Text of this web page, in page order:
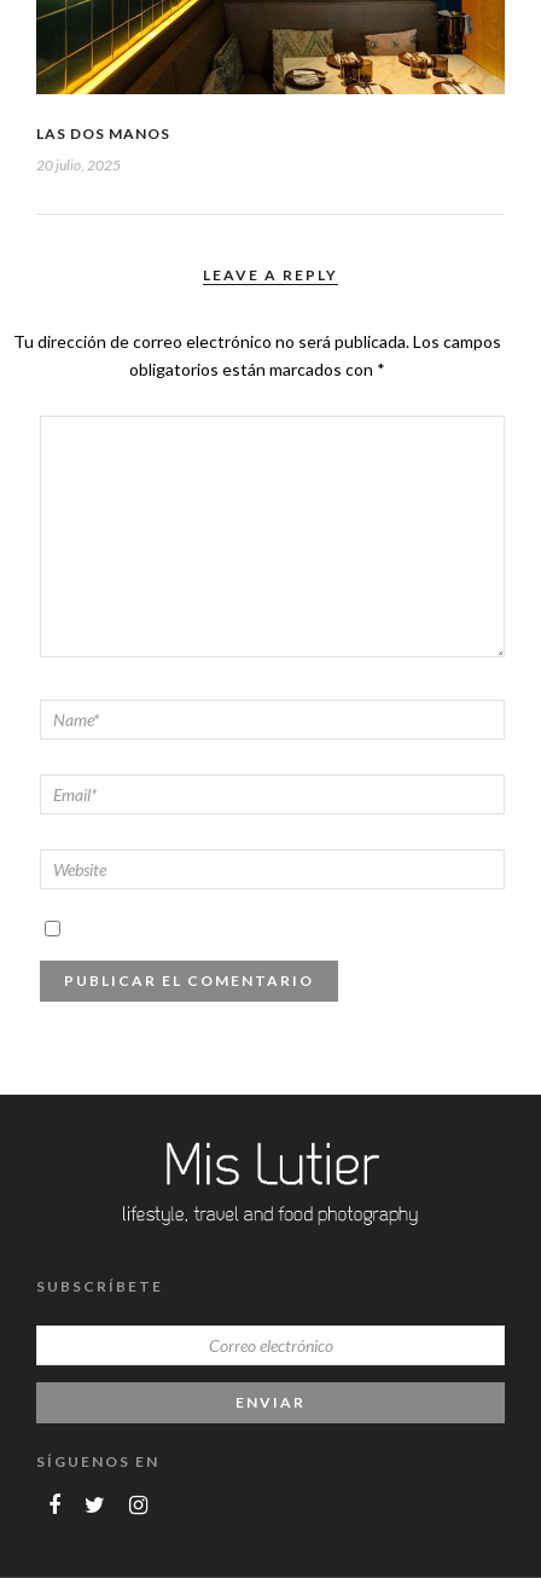
LAS DOS MANOS
20 julio, 2025
LEAVE A REPLY
Tu dirección de correo electrónico no será publicada.Los campos
obligatorios están marcados con *
SUBSCRÍBETE
SÍGUENOS EN